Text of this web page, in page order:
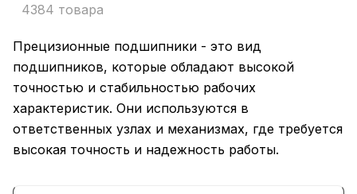
4384 товара
Прецизионные подшипники - это вид
подшипников, которые обладают высокой
точностью и стабильностью рабочих
характеристик. Они используются в
ответственных узлах и механизмах, где требуется
высокая точность и надежность работы.